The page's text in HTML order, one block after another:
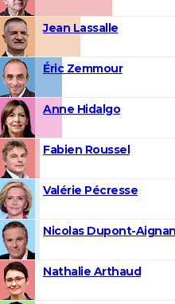
Jean Lassalle
Éric Zemmour
Anne Hidalgo
Fabien Roussel
Valérie Pécresse
Nicolas Dupont-Aignan
Nathalie Arthaud